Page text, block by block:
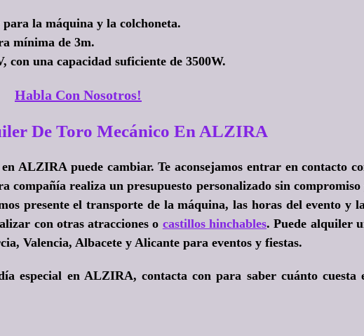
la máquina y la colchoneta.
mínima de 3m.
con una capacidad suficiente de 3500W.
Habla Con Nosotros!
De Toro Mecánico En ALZIRA
ALZIRA puede cambiar. Te aconsejamos entrar en contacto
compañía realiza un presupuesto personalizado sin compromiso
presente el transporte de la máquina, las horas del evento y
con otras atracciones o castillos hinchables. Puede alquiler
Valencia, Albacete y Alicante para eventos y fiestas.
especial en ALZIRA, contacta con para saber cuánto cuesta